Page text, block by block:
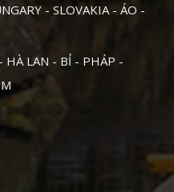
- SLOVAKIA - ÁO -
HÀ LAN - BỈ - PHÁP -